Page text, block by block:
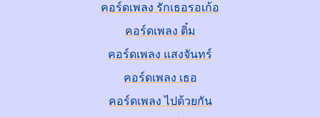
คอร์ดเพลง รักเธอรอเก้อ
คอร์ดเพลง ติ๋ม
คอร์ดเพลง แสงจันทร์
คอร์ดเพลง เธอ
คอร์ดเพลง ไปด้วยกัน